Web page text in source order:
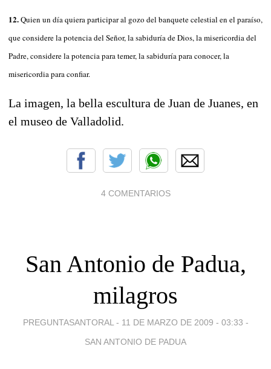
12.Quien un día quiera participar al gozo del banquete celestial en el paraíso,
que considere la potencia del Señor, la sabiduría de Dios, la misericordia del
Padre, considere la potencia para temer, la sabiduría para conocer, la
misericordia para confiar.
La imagen, la bella escultura de Juan de Juanes, en
el museo de Valladolid.
4 COMENTARIOS
San Antonio de Padua,
milagros
PREGUNTASANTORAL - 11 DE MARZO DE 2009 - 03:33 -
SAN ANTONIO DE PADUA